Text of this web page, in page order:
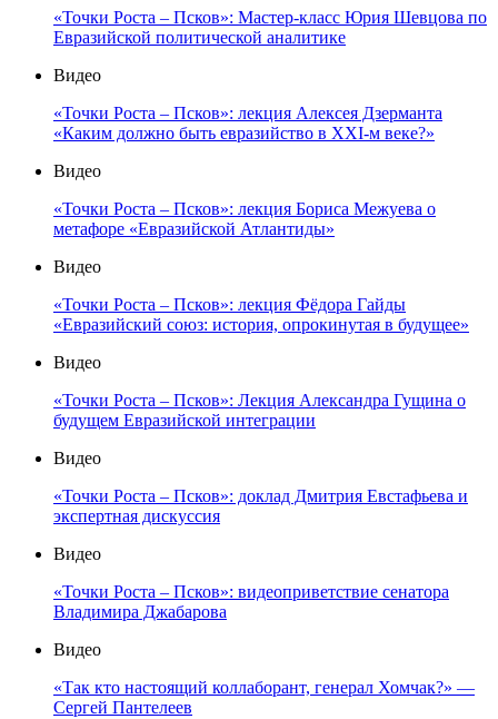
«Точки Роста – Псков»: Мастер-класс Юрия Шевцова по
Евразийской политической аналитике
Видео
«Точки Роста – Псков»: лекция Алексея Дзерманта
«Каким должно быть евразийство в XXI-м веке?»
Видео
«Точки Роста – Псков»: лекция Бориса Межуева о
метафоре «Евразийской Атлантиды»
Видео
«Точки Роста – Псков»: лекция Фёдора Гайды
«Евразийский союз: история, опрокинутая в будущее»
Видео
«Точки Роста – Псков»: Лекция Александра Гущина о
будущем Евразийской интеграции
Видео
«Точки Роста – Псков»: доклад Дмитрия Евстафьева и
экспертная дискуссия
Видео
«Точки Роста – Псков»: видеоприветствие сенатора
Владимира Джабарова
Видео
«Так кто настоящий коллаборант, генерал Хомчак?» —
Сергей Пантелеев